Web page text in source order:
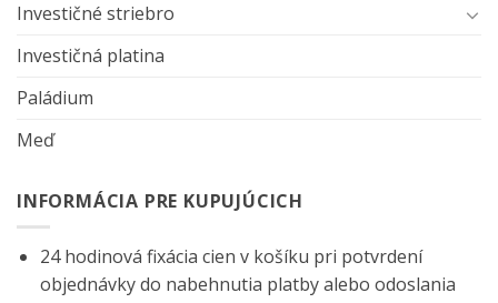
Investičné striebro
Investičná platina
Paládium
Meď
INFORMÁCIA PRE KUPUJÚCICH
24 hodinová fixácia cien v košíku pri potvrdení
objednávky do nabehnutia platby alebo odoslania